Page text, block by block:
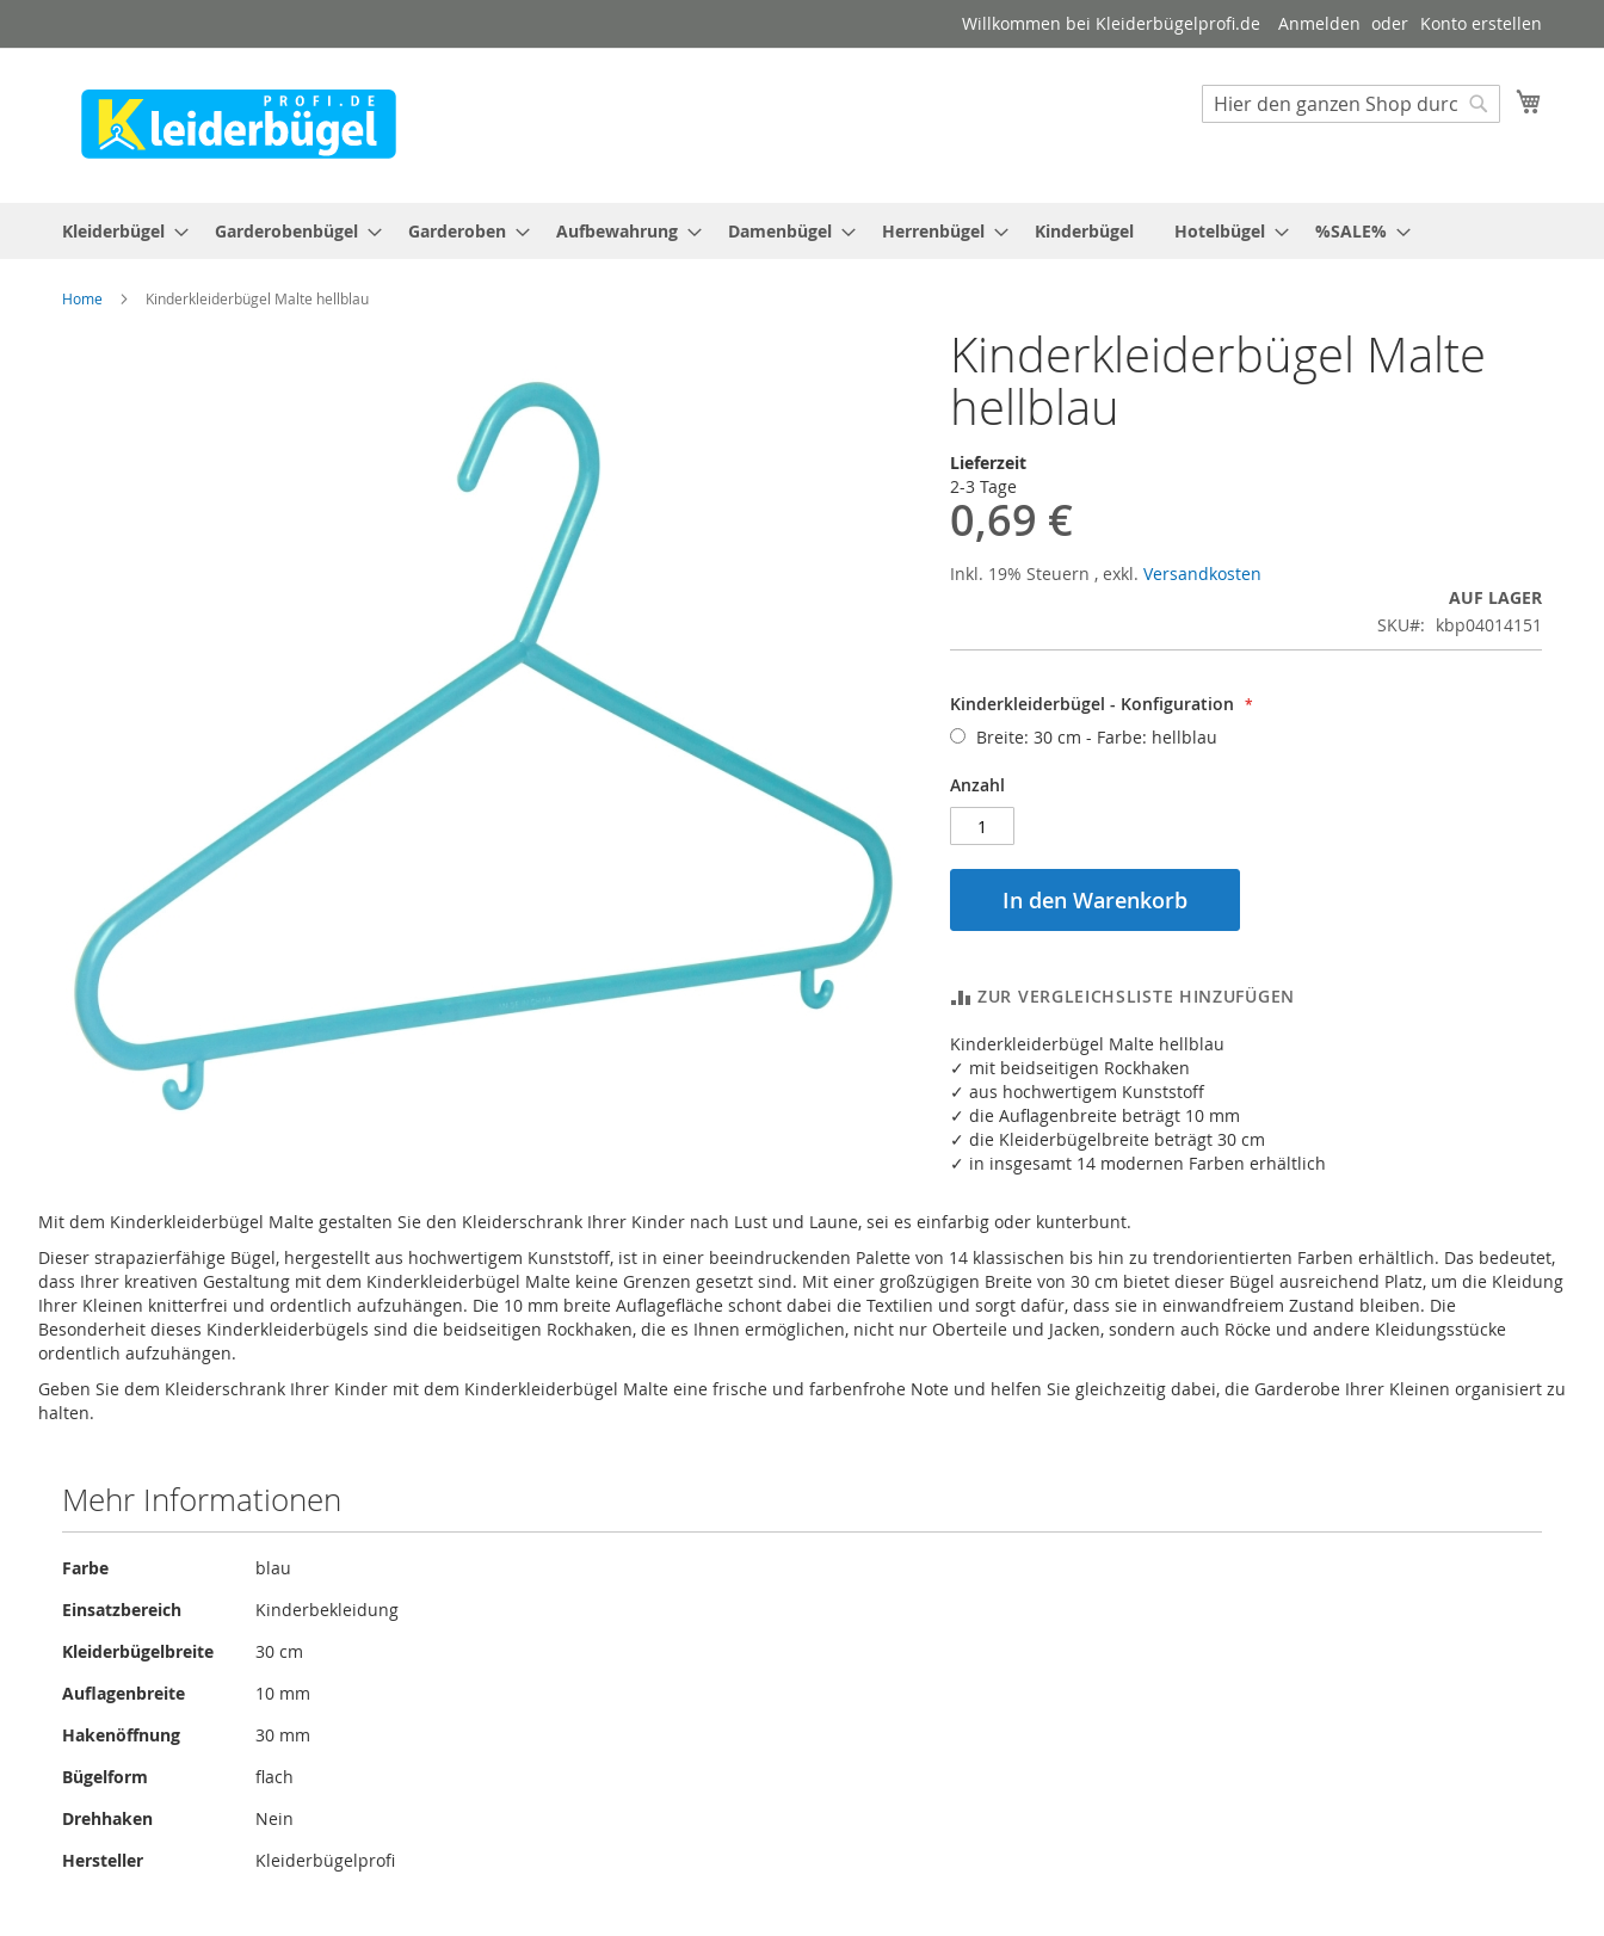
zum
Willkommen bei Kleiderbügelprofi.de Anmelden Konto erstellen
Suche
Kleiderbügel Garderobenbügel Garderoben Aufbewahrung Damenbügel Herrenbügel Kinderbügel Hotelbügel %SALE%
Home Kinderkleiderbügel Malte hellblau
Kinderkleiderbügel Malte
hellblau
Lieferzeit
2-3 Tage
0,69 €
Inkl. 19% Steuern , exkl. Versandkosten
AUF LAGER
SKU
kbp04014151
Kinderkleiderbügel - Konfiguration
Breite: 30 cm - Farbe: hellblau
Anzahl
In den Warenkorb
ZUR VERGLEICHSLISTE HINZUFÜGEN
Kinderkleiderbügel Malte hellblau
✓ mit beidseitigen Rockhaken
✓ aus hochwertigem Kunststoff
✓ die Auflagenbreite beträgt 10 mm
✓ die Kleiderbügelbreite beträgt 30 cm
✓ in insgesamt 14 modernen Farben erhältlich
der
Bildergalerie
springen
Mit dem Kinderkleiderbügel Malte gestalten Sie den Kleiderschrank Ihrer Kinder nach Lust und Laune, sei es einfarbig oder kunterbunt.
Dieser strapazierfähige Bügel, hergestellt aus hochwertigem Kunststoff, ist in einer beeindruckenden Palette von 14 klassischen bis hin zu trendorientierten Farben erhältlich. Das bedeutet,
dass Ihrer kreativen Gestaltung mit dem Kinderkleiderbügel Malte keine Grenzen gesetzt sind. Mit einer großzügigen Breite von 30 cm bietet dieser Bügel ausreichend Platz, um die Kleidung
Ihrer Kleinen knitterfrei und ordentlich aufzuhängen. Die 10 mm breite Auflagefläche schont dabei die Textilien und sorgt dafür, dass sie in einwandfreiem Zustand bleiben. Die
Besonderheit dieses Kinderkleiderbügels sind die beidseitigen Rockhaken, die es Ihnen ermöglichen, nicht nur Oberteile und Jacken, sondern auch Röcke und andere Kleidungsstücke
ordentlich aufzuhängen.
Geben Sie dem Kleiderschrank Ihrer Kinder mit dem Kinderkleiderbügel Malte eine frische und farbenfrohe Note und helfen Sie gleichzeitig dabei, die Garderobe Ihrer Kleinen organisiert zu
halten.
Mehr Informationen
Mehr
Farbe
blau
Einsatzbereich
Kinderbekleidung
Kleiderbügelbreite
30 cm
Auflagenbreite
10 mm
Hakenöffnung
30 mm
Bügelform
flach
Drehhaken
Nein
Hersteller
Kleiderbügelprofi